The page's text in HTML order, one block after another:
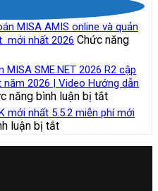
nhất
năm
2026
Video
Hướng
dẫn
tải
Download
đặt
thuế
và
quản
thuế
đối
với
hộ
kinh
MISA
SME.NET
2026
cập
nhật
TT99/
mới
việc
của
toán
trong
doanh
nghiệp
xây
cần
MISA AMIS online và quản
mới nhất 2026 Chức năng
SME.NET 2026 R2 cập
2026 | Video Hướng dẫn
năng bình luận bị tắtở
Bộ
mềm
mới nhất 5.5.2 miễn phí mới
luận bị tắtở